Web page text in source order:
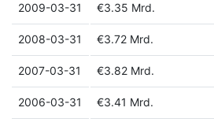
2009-03-31 €3.35 Mrd.
2008-03-31 €3.72 Mrd.
2007-03-31 €3.82 Mrd.
2006-03-31 €3.41 Mrd.